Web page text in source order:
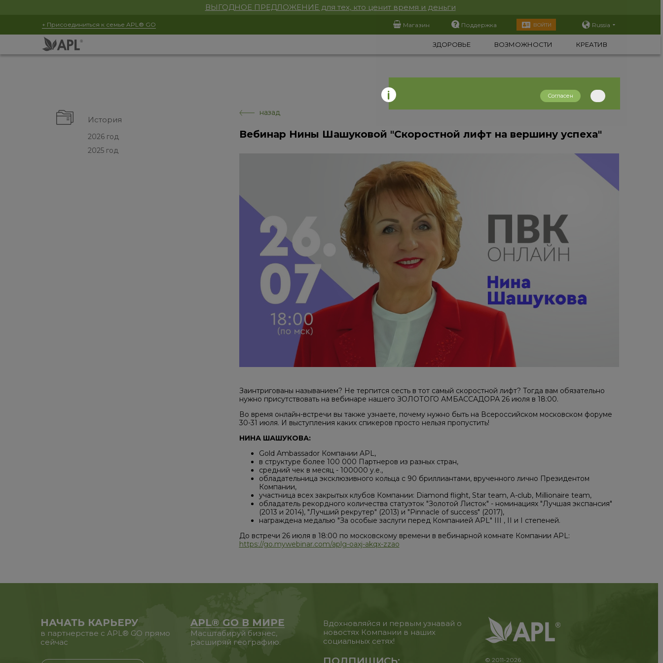
ВЫГОДНОЕ ПРЕДЛОЖЕНИЕ для тех, кто ценит время и деньги
+ Присоединиться к семье APL® GO Магазин Поддержка ВОЙТИ Russia
ЗДОРОВЬЕ ВОЗМОЖНОСТИ КРЕАТИВ
История
2026 год
2025 год
назад
Вебинар Нины Шашуковой "Скоростной лифт на вершину успеха"
Заинтригованы называнием? Не терпится сесть в тот самый скоростной лифт? Тогда вам обязательно
нужно присутствовать на вебинаре нашего ЗОЛОТОГО АМБАССАДОРА 26 июля в 18:00.
Во время онлайн-встречи вы также узнаете, почему нужно быть на Всероссийском московском форуме
30-31 июля. И выступления каких спикеров просто нельзя пропустить!
НИНА ШАШУКОВА:
Gold Ambassador Компании APL,
в структуре более 100 000 Партнеров из разных стран,
средний чек в месяц - 100000 y.e.,
обладательница эксклюзивного кольца с 90 бриллиантами, врученного лично Президентом
Компании,
участница всех закрытых клубов Компании: Diamond flight, Star team, A-club, Millionaire team,
обладатель рекордного количества статуэток "Золотой Листок" - номинациях "Лучшая экспансия"
(2013 и 2014), "Лучший рекрутер" (2013) и "Pinnacle of success" (2017),
награждена медалью "За особые заслуги перед Компанией APL" III , II и I степеней.
До встречи 26 июля в 18:00 по московскому времени в вебинарной комнате Компании APL:
https://go.mywebinar.com/aplg-oaxj-akqx-zzao
НАЧАТЬ КАРЬЕРУ
в партнерстве с APL® GO прямо
сейчас
APL® GO В МИРЕ
Масштабируй бизнес,
расширяй географию.
Вдохновляйся и первым узнавай о
новостях Компании в наших
социальных сетях!
© 2011-2026
Согласен